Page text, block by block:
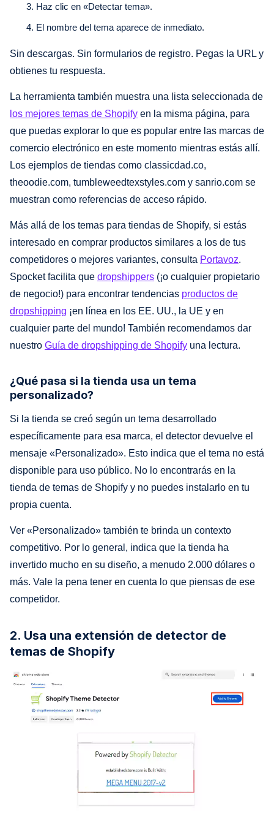
Haz clic en «Detectar tema».
El nombre del tema aparece de inmediato.
Sin descargas. Sin formularios de registro. Pegas la URL y
obtienes tu respuesta.
La herramienta también muestra una lista seleccionada de
los mejores temas de Shopify en la misma página, para
que puedas explorar lo que es popular entre las marcas de
comercio electrónico en este momento mientras estás allí.
Los ejemplos de tiendas como classicdad.co,
theoodie.com, tumbleweedtexstyles.com y sanrio.com se
muestran como referencias de acceso rápido.
Más allá de los temas para tiendas de Shopify, si estás
interesado en comprar productos similares a los de tus
competidores o mejores variantes, consulta Portavoz.
Spocket facilita que dropshippers (¡o cualquier propietario
de negocio!) para encontrar tendencias productos de
dropshipping ¡en línea en los EE. UU., la UE y en
cualquier parte del mundo! También recomendamos dar
nuestro Guía de dropshipping de Shopify una lectura.
¿Qué pasa si la tienda usa un tema
personalizado?
Si la tienda se creó según un tema desarrollado
específicamente para esa marca, el detector devuelve el
mensaje «Personalizado». Esto indica que el tema no está
disponible para uso público. No lo encontrarás en la
tienda de temas de Shopify y no puedes instalarlo en tu
propia cuenta.
Ver «Personalizado» también te brinda un contexto
competitivo. Por lo general, indica que la tienda ha
invertido mucho en su diseño, a menudo 2.000 dólares o
más. Vale la pena tener en cuenta lo que piensas de ese
competidor.
2. Usa una extensión de detector de
temas de Shopify